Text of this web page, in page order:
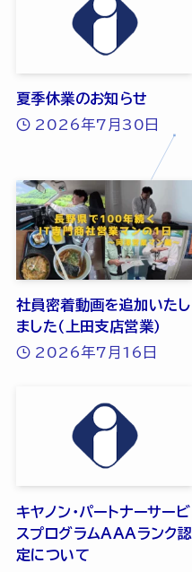
夏季休業のお知らせ
2026年7月30日
社員密着動画を追加いたし
ました（上田支店営業）
2026年7月16日
キヤノン・パートナーサービ
スプログラムAAAランク認
定について